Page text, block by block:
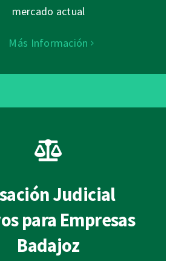
mercado actual
Más Información
Judicial
para Empresas
Badajoz